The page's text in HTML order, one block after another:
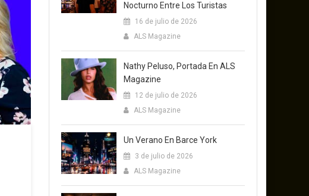
Nocturno Entre Los Turistas
16 de julio de 2026
ALS Magazine
Nathy Peluso, Portada En ALS
Magazine
12 de julio de 2026
ALS Magazine
Un Verano En Barce York
3 de julio de 2026
ALS Magazine